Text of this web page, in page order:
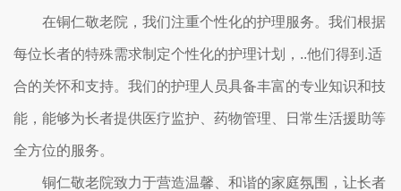
在铜仁敬老院，我们注重个性化的护理服务。我们根据
每位长者的特殊需求制定个性化的护理计划，..他们得到.适
合的关怀和支持。我们的护理人员具备丰富的专业知识和技
能，能够为长者提供医疗监护、药物管理、日常生活援助等
全方位的服务。
铜仁敬老院致力于营造温馨、和谐的家庭氛围，让长者